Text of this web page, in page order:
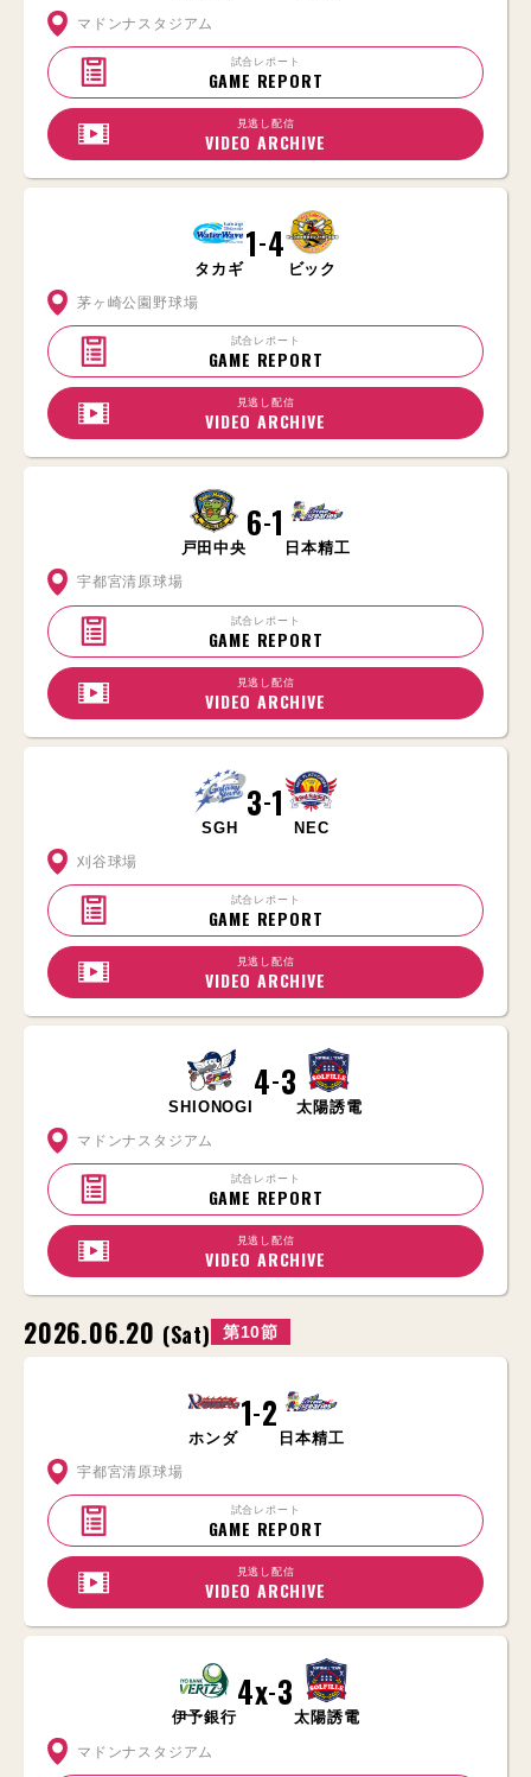
マドンナスタジアム
試合レポート
GAME REPORT
見逃し配信
VIDEO ARCHIVE
タカギ
1-4
ビック
茅ヶ崎公園野球場
試合レポート
GAME REPORT
見逃し配信
VIDEO ARCHIVE
戸田中央
6-1
日本精工
宇都宮清原球場
試合レポート
GAME REPORT
見逃し配信
VIDEO ARCHIVE
SGH
3-1
NEC
刈谷球場
試合レポート
GAME REPORT
見逃し配信
VIDEO ARCHIVE
SHIONOGI
4-3
太陽誘電
マドンナスタジアム
試合レポート
GAME REPORT
見逃し配信
VIDEO ARCHIVE
2026.06.20 (Sat) 第10節
ホンダ
1-2
日本精工
宇都宮清原球場
試合レポート
GAME REPORT
見逃し配信
VIDEO ARCHIVE
伊予銀行
4x-3
太陽誘電
マドンナスタジアム